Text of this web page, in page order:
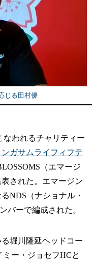
じる田村優
われるチャリティー
ガサムライフィフテ
（エマージ
された。エマージン
NDS（ナショナル・
バーで編成された。
堀川隆延ヘッドコー
ー・ジョセフHCと